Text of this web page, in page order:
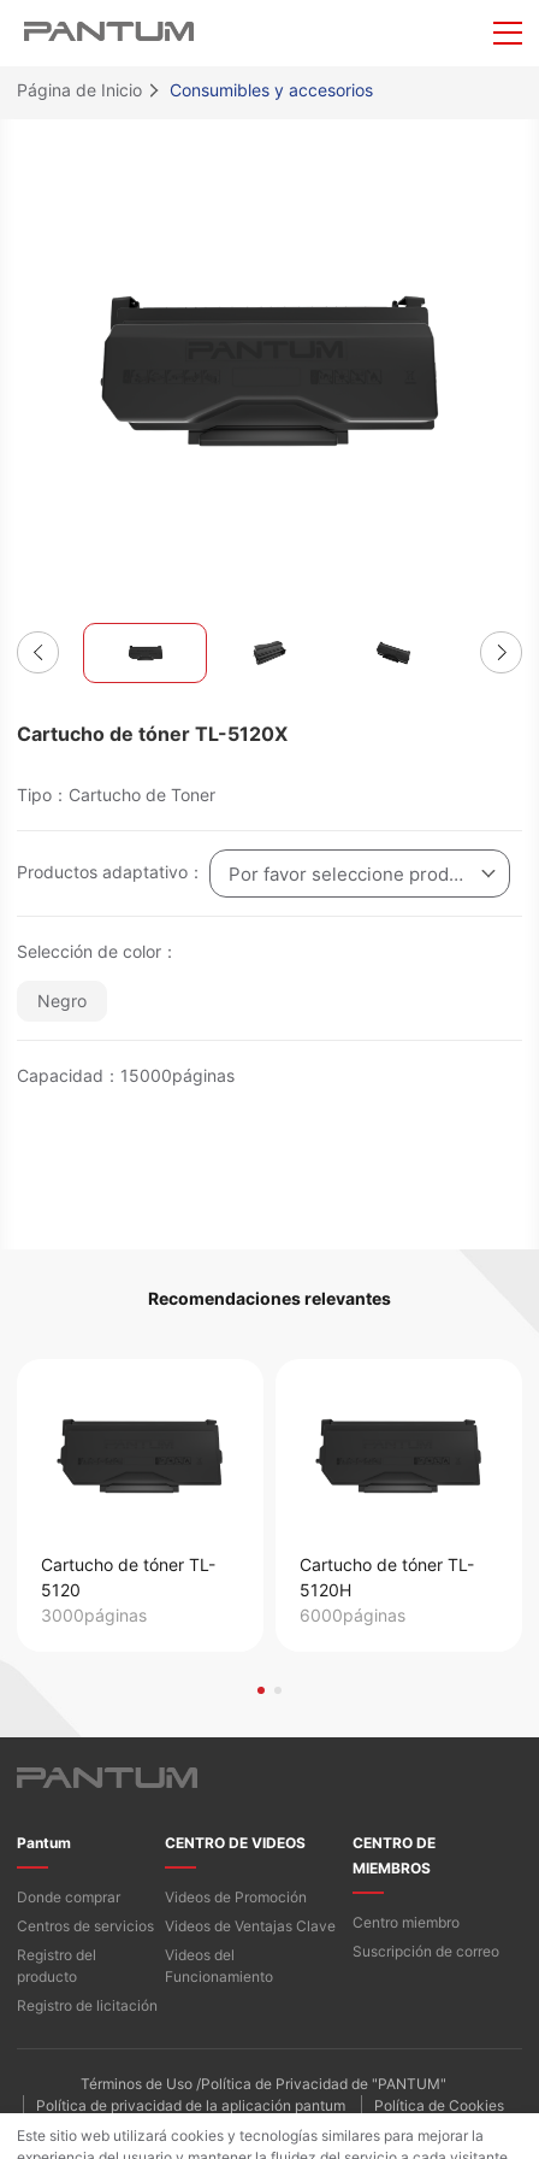
Página de Inicio Consumibles y accesorios
Cartucho de tóner TL-5120X
Tipo：Cartucho de Toner
Productos adaptativo： Por favor seleccione producto
Selección de color：
Negro
Capacidad：15000páginas
Recomendaciones relevantes
Cartucho de tóner TL-
5120
3000páginas
Cartucho de tóner TL-
5120H
6000páginas
Pantum
Donde comprar
Centros de servicios
Registro del
producto
Registro de licitación
CENTRO DE VIDEOS
Videos de Promoción
Videos de Ventajas Clave
Videos del
Funcionamiento
CENTRO DE
MIEMBROS
Centro miembro
Suscripción de correo
Términos de Uso /Política de Privacidad de "PANTUM"
Política de privacidad de la aplicación pantum
Política de Cookies
Este sitio web utilizará cookies y tecnologías similares para mejorar la